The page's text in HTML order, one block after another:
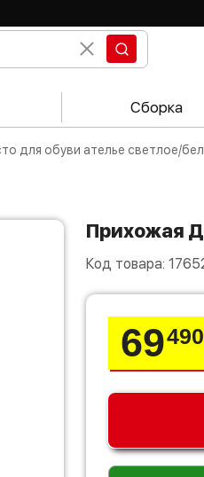
Сборка
для обуви ателье светлое/
Прихожая
Код товара:
69490